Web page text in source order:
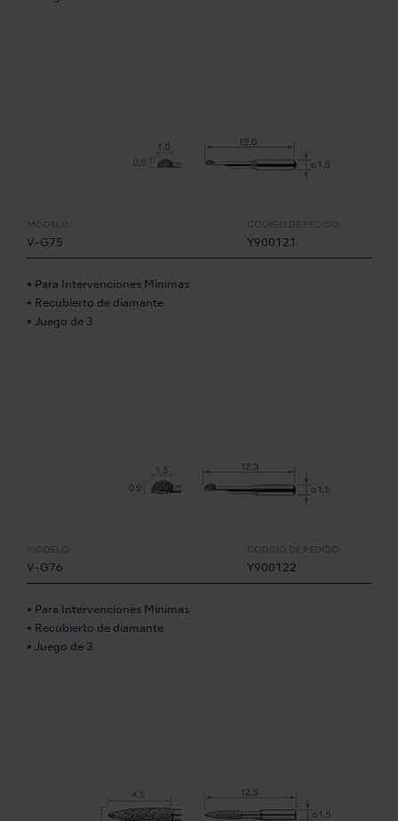
MODELO:
V-G75
CÓDIGO DE PEDIDO:
Y900121
• Para Intervenciones Mínimas
• Recubierto de diamante
• Juego de 3
MODELO:
V-G76
CÓDIGO DE PEDIDO:
Y900122
• Para Intervenciones Mínimas
• Recubierto de diamante
• Juego de 3